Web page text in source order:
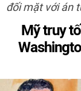
đối mặt với án
Mỹ truy